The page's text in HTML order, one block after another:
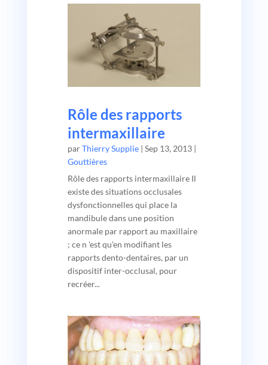
Rôle des rapports
intermaxillaire
parThierry Supplie| Sep 13, 2013|
Gouttières
Rôle des rapports intermaxillaire Il
existe des situations occlusales
dysfonctionnelles qui place la
mandibule dans une position
anormale par rapport au maxillaire
; ce n 'est qu'en modifiant les
rapports dento-dentaires, par un
dispositif inter-occlusal, pour
recréer...